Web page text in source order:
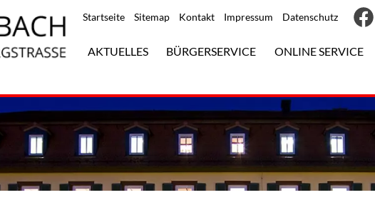
Startseite Sitemap Kontakt Impressum Datenschutz
AKTUELLES BÜRGERSERVICE ONLINE SERVICE